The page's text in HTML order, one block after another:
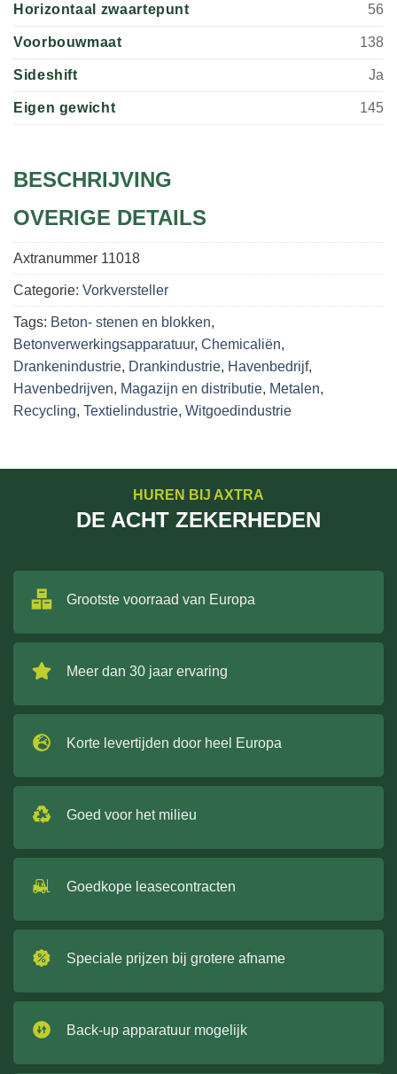
Horizontaal zwaartepunt 56
Voorbouwmaat 138
Sideshift Ja
Eigen gewicht 145
BESCHRIJVING
OVERIGE DETAILS
Axtranummer 11018
Categorie: Vorkversteller
Tags: Beton- stenen en blokken,
Betonverwerkingsapparatuur, Chemicaliën,
Drankenindustrie, Drankindustrie, Havenbedrijf,
Havenbedrijven, Magazijn en distributie, Metalen,
Recycling, Textielindustrie, Witgoedindustrie
HUREN BIJ AXTRA
DE ACHT ZEKERHEDEN
Grootste voorraad van Europa
Meer dan 30 jaar ervaring
Korte levertijden door heel Europa
Goed voor het milieu
Goedkope leasecontracten
Speciale prijzen bij grotere afname
Back-up apparatuur mogelijk